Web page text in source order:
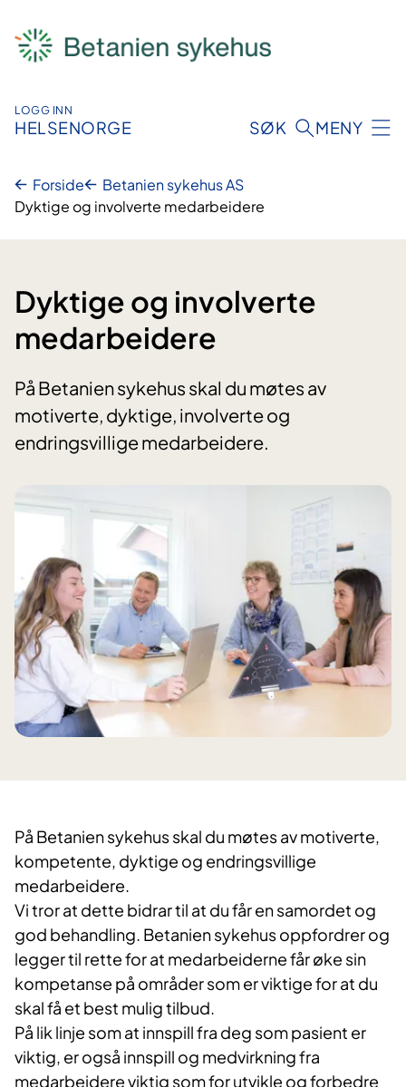
innhold
LOGG INN
HELSENORGE SØK MENY
Forside
Betanien sykehus AS
Dyktige og involverte medarbeidere
Dyktige og involverte
medarbeidere
På Betanien sykehus skal du møtes av
motiverte, dyktige, involverte og
endringsvillige medarbeidere.
På Betanien sykehus skal du møtes av motiverte,
kompetente, dyktige og endringsvillige
medarbeidere.
Vi tror at dette bidrar til at du får en samordet og
god behandling. Betanien sykehus oppfordrer og
legger til rette for at medarbeiderne får øke sin
kompetanse på områder som er viktige for at du
skal få et best mulig tilbud.
På lik linje som at innspill fra deg som pasient er
viktig, er også innspill og medvirkning fra
medarbeidere viktig som for utvikle og forbedre